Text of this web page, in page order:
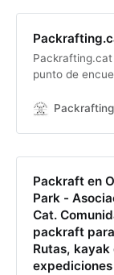
punto de
deportes de
Asociación,
Packraft en
Park -
Cat.
packraft
Rutas,